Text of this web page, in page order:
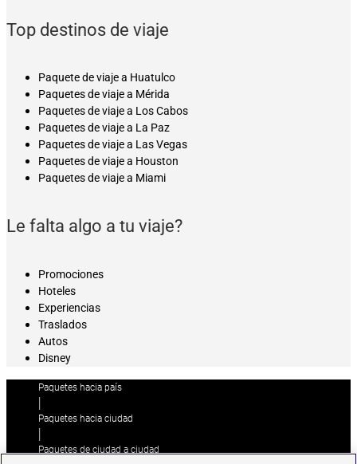
Top destinos de viaje
Paquete de viaje a Huatulco
Paquetes de viaje a Mérida
Paquetes de viaje a Los Cabos
Paquetes de viaje a La Paz
Paquetes de viaje a Las Vegas
Paquetes de viaje a Houston
Paquetes de viaje a Miami
Le falta algo a tu viaje?
Promociones
Hoteles
Experiencias
Traslados
Autos
Disney
Paquetes hacia país
|
Paquetes hacia ciudad
|
Paquetes de ciudad a ciudad